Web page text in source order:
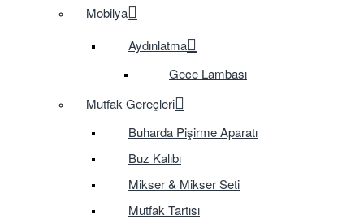
Mobilya
Aydınlatma
Gece Lambası
Mutfak Gereçleri
Buharda Pişirme Aparatı
Buz Kalıbı
Mikser & Mikser Seti
Mutfak Tartısı